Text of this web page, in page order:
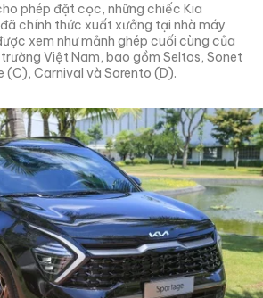
phép đặt cọc, những chiếc Kia
chính thức xuất xưởng tại nhà máy
xem như mảnh ghép cuối cùng của
Việt Nam, bao gồm Seltos, Sonet
(C), Carnival và Sorento (D).